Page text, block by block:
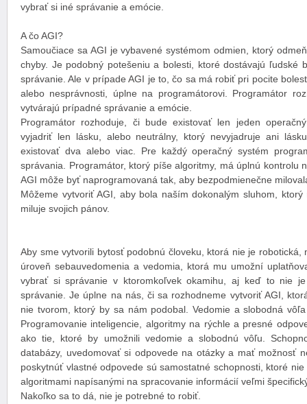
vybrať si iné správanie a emócie.
A čo AGI?
Samoučiace sa AGI je vybavené systémom odmien, ktorý
chyby. Je podobný potešeniu a bolesti, ktoré dostávajú ľudské
správanie. Ale v prípade AGI je to, čo sa má robiť pri pocite
alebo nesprávnosti, úplne na programátorovi. Programátor
vytvárajú prípadné správanie a emócie.
Programátor rozhoduje, či bude existovať len jeden
vyjadriť len lásku, alebo neutrálny, ktorý nevyjadruje ani
existovať dva alebo viac. Pre každý operačný systém
správania. Programátor, ktorý píše algoritmy, má úplnú kontrolu
AGI môže byť naprogramovaná tak, aby bezpodmienečne
Môžeme vytvoriť AGI, aby bola naším dokonalým sluhom,
miluje svojich pánov.
Aby sme vytvorili bytosť podobnú človeku, ktorá nie je robotická,
úroveň sebauvedomenia a vedomia, ktorá mu umožní
vybrať si správanie v ktoromkoľvek okamihu, aj keď to nie
správanie. Je úplne na nás, či sa rozhodneme vytvoriť AGI,
nie tvorom, ktorý by sa nám podobal. Vedomie a slobodná
Programovanie inteligencie, algoritmy na rýchle a presné
ako tie, ktoré by umožnili vedomie a slobodnú vôľu.
databázy, uvedomovať si odpovede na otázky a mať možnosť
poskytnúť vlastné odpovede sú samostatné schopnosti, ktoré
algoritmami napísanými na spracovanie informácií veľmi
Nakoľko sa to dá, nie je potrebné to robiť.